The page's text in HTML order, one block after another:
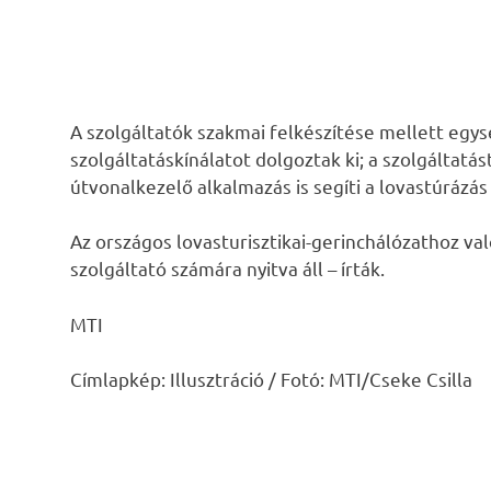
A szolgáltatók szakmai felkészítése mellett
szolgáltatáskínálatot dolgoztak ki; a
útvonalkezelő alkalmazás is segíti a
Az országos lovasturisztikai-gerinchálózathoz
szolgáltató számára nyitva áll – írták.
MTI
Címlapkép: Illusztráció / Fotó: MTI/Cseke Csilla